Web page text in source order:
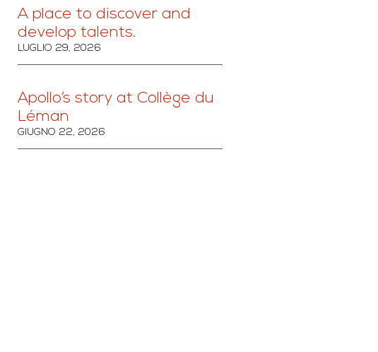
A place to discover and
develop talents.
LUGLIO 29, 2026
Apollo’s story at Collège du
Léman
GIUGNO 22, 2026